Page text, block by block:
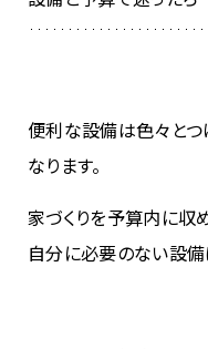
便利な設備は色々とつ
なります。
家づくりを予算内に収
自分に必要のない設備